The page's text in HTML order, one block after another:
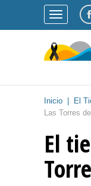
Inicio El
Las Torres
El